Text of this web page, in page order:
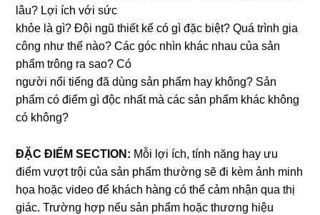
lâu? Lợi ích với sức
khỏe là gì? Đội ngũ thiết kế có gì đặc biệt? Quá trình gia
công như thế nào? Các góc nhìn khác nhau của sản
phẩm trông ra sao? Có
người nổi tiếng đã dùng sản phẩm hay không? Sản
phẩm có điểm gì độc nhất mà các sản phẩm khác không
có không?
ĐẶC ĐIỂM SECTION: Mỗi lợi ích, tính năng hay ưu
điểm vượt trội của sản phẩm thường sẽ đi kèm ảnh minh
họa hoặc video để khách hàng có thể cảm nhận qua thị
giác. Trường hợp nếu sản phẩm hoặc thương hiệu